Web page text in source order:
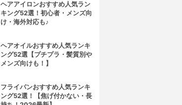
ヘアアイロンおすすめ人気ラン
キング52選！初心者・メンズ向
け・海外対応も♪
ヘアオイルおすすめ人気ランキ
ング52選【プチプラ・髪質別や
メンズ向けも！】
フライパンおすすめ人気ランキ
ング52選！【焦げ付かない・長